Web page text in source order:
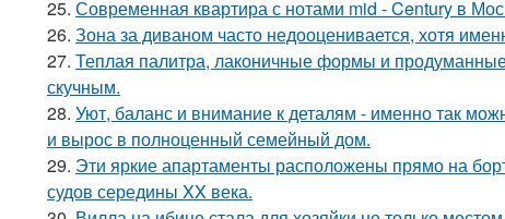
25. Современная квартира с нотами mid - Century в
26. Зона за диваном часто недооценивается, хотя
27. Теплая палитра, лаконичные формы и
скучным.
28. Уют, баланс и внимание к деталям - именно так
и вырос в полноценный семейный дом.
29. Эти яркие апартаменты расположены прямо на
судов середины XX века.